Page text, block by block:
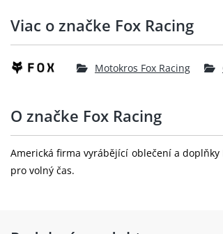
Viac o značke Fox Racing
Motokros Fox Racing
O značke Fox Racing
Americká firma vyrábějící oblečení a doplňky
pro volný čas.